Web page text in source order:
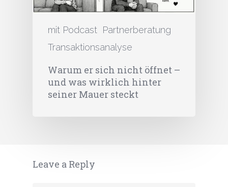
mit Podcast
Partnerberatung
Transaktionsanalyse
Warum er sich nicht öffnet –
und was wirklich hinter
seiner Mauer steckt
Leave a Reply